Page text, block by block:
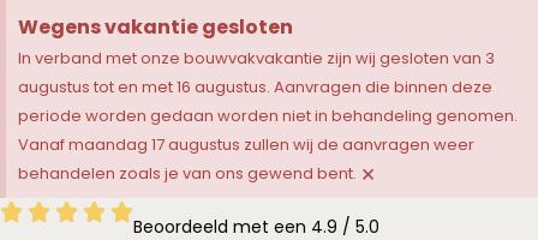
Wegens vakantie gesloten
In verband met onze bouwvakvakantie zijn wij gesloten van 3
augustus tot en met 16 augustus. Aanvragen die binnen deze
periode worden gedaan worden niet in behandeling genomen.
Vanaf maandag 17 augustus zullen wij de aanvragen weer
behandelen zoals je van ons gewend bent. ×
Beoordeeld met een 4.9 / 5.0